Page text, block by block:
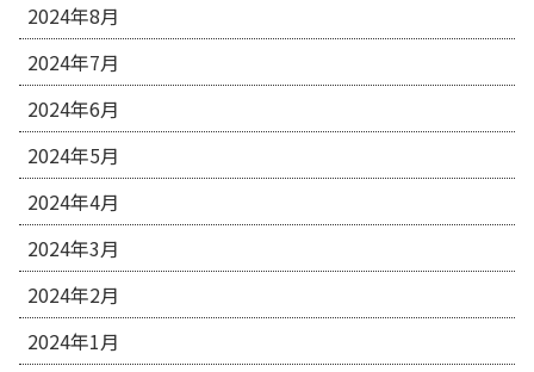
2024年8月
2024年7月
2024年6月
2024年5月
2024年4月
2024年3月
2024年2月
2024年1月